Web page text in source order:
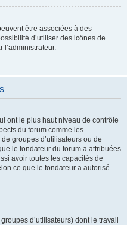
être associées à des
d’utiliser des icônes de
l’administrateur.
ont le plus haut niveau de contrôle
du forum comme les
groupes d’utilisateurs ou de
le fondateur du forum a attribuées
avoir toutes les capacités de
ce que le fondateur a autorisé.
d’utilisateurs) dont le travail